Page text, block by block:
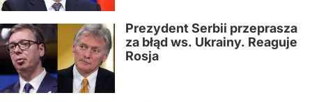
Prezydent Serbii przeprasza
za błąd ws. Ukrainy. Reaguje
Rosja